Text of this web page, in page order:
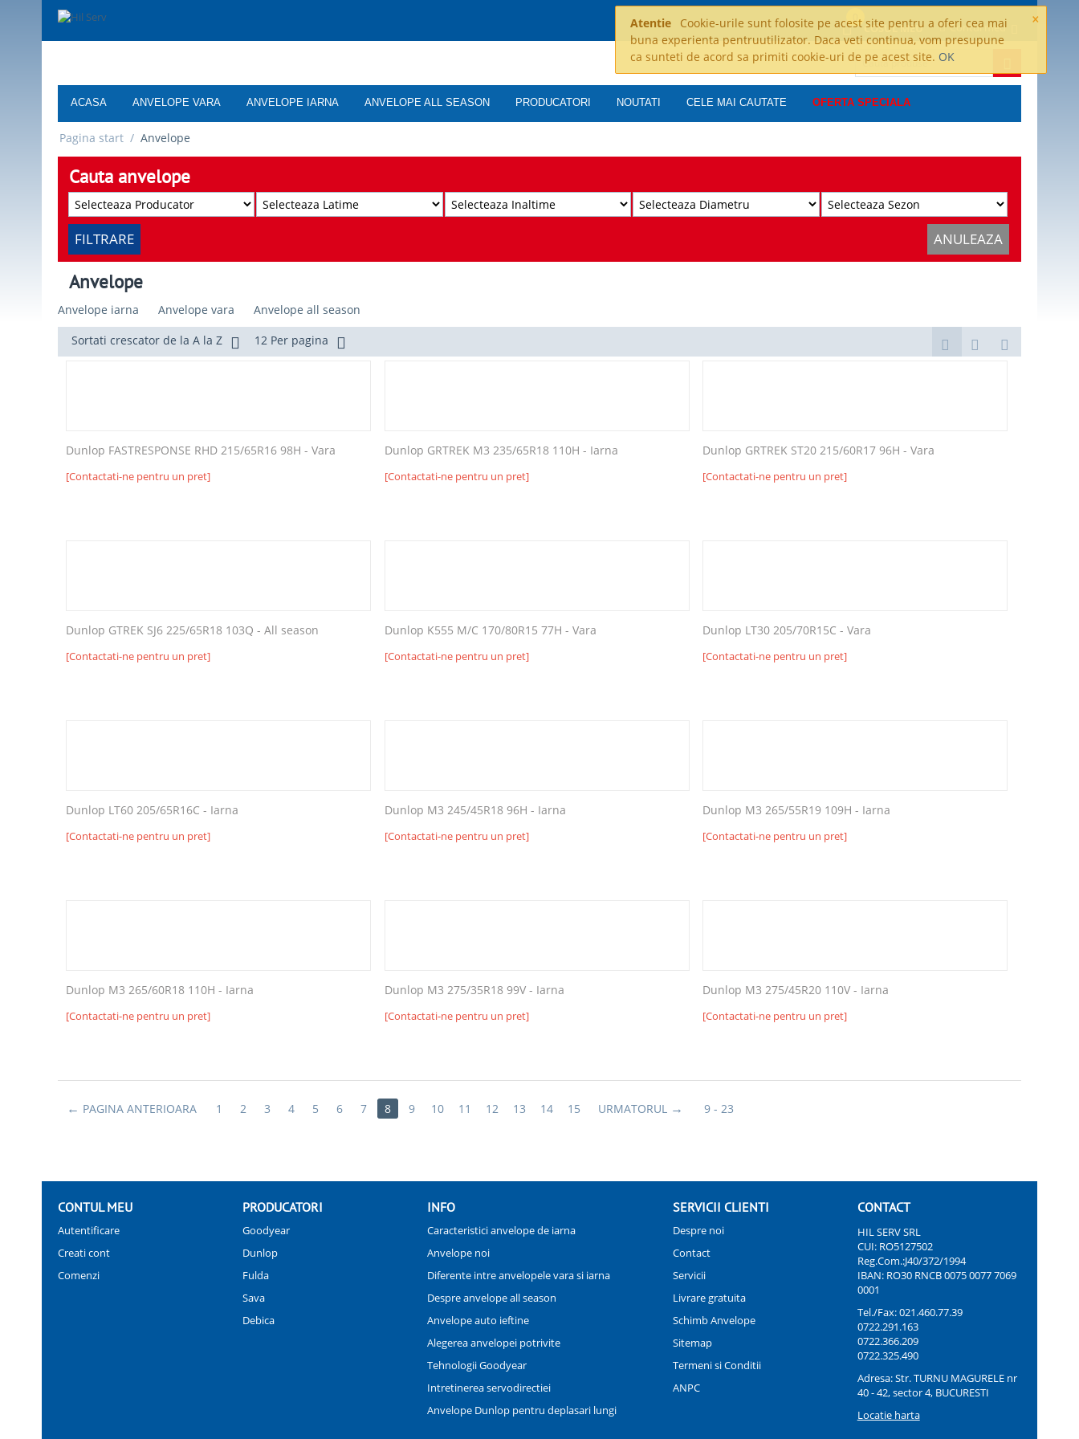
×
Atentie
Cookie-urile sunt folosite pe acest site pentru a oferi cea mai
buna experienta pentruutilizator. Daca veti continua, vom presupune
ca sunteti de acord sa primiti cookie-uri de pe acest site. OK
Contul meu
COSUL MEU
ACASA ANVELOPE VARA ANVELOPE IARNA ANVELOPE ALL SEASON PRODUCATORI NOUTATI CELE MAI CAUTATE OFERTA SPECIALA
Pagina start / Anvelope
Cauta anvelope
FILTRARE ANULEAZA
Anvelope
Anvelope iarna Anvelope vara
Anvelope all season
Sortati crescator de la A la Z
12 Per pagina
Dunlop FASTRESPONSE RHD 215/65R16 98H - Vara
[Contactati-ne pentru un pret]
Dunlop GRTREK M3 235/65R18 110H - Iarna
[Contactati-ne pentru un pret]
Dunlop GRTREK ST20 215/60R17 96H - Vara
[Contactati-ne pentru un pret]
Dunlop GTREK SJ6 225/65R18 103Q - All season
[Contactati-ne pentru un pret]
Dunlop K555 M/C 170/80R15 77H - Vara
[Contactati-ne pentru un pret]
Dunlop LT30 205/70R15C - Vara
[Contactati-ne pentru un pret]
Dunlop LT60 205/65R16C - Iarna
[Contactati-ne pentru un pret]
Dunlop M3 245/45R18 96H - Iarna
[Contactati-ne pentru un pret]
Dunlop M3 265/55R19 109H - Iarna
[Contactati-ne pentru un pret]
Dunlop M3 265/60R18 110H - Iarna
[Contactati-ne pentru un pret]
Dunlop M3 275/35R18 99V - Iarna
[Contactati-ne pentru un pret]
Dunlop M3 275/45R20 110V - Iarna
[Contactati-ne pentru un pret]
PAGINA ANTERIOARA 1 2 3 4 5 6 7 8 9 10 11 12 13 14 15 URMATORUL 9 - 23
CONTUL MEU
Autentificare
Creati cont
Comenzi
PRODUCATORI
Goodyear
Dunlop
Fulda
Sava
Debica
INFO
Caracteristici anvelope de iarna
Anvelope noi
Diferente intre anvelopele vara si iarna
Despre anvelope all season
Anvelope auto ieftine
Alegerea anvelopei potrivite
Tehnologii Goodyear
Intretinerea servodirectiei
Anvelope Dunlop pentru deplasari lungi
SERVICII CLIENTI
Despre noi
Contact
Servicii
Livrare gratuita
Schimb Anvelope
Sitemap
Termeni si Conditii
ANPC
CONTACT
HIL SERV SRL
CUI: RO5127502
Reg.Com.:J40/372/1994
IBAN: RO30 RNCB 0075 0077 7069
0001
Tel./Fax:021.460.77.39
0722.291.163
0722.366.209
0722.325.490
Adresa: Str. TURNU MAGURELE nr
40 - 42, sector 4, BUCURESTI
Locatie harta